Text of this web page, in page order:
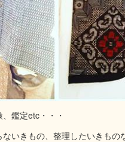
鑑定etc・・・
いきもの、整理したいきもの